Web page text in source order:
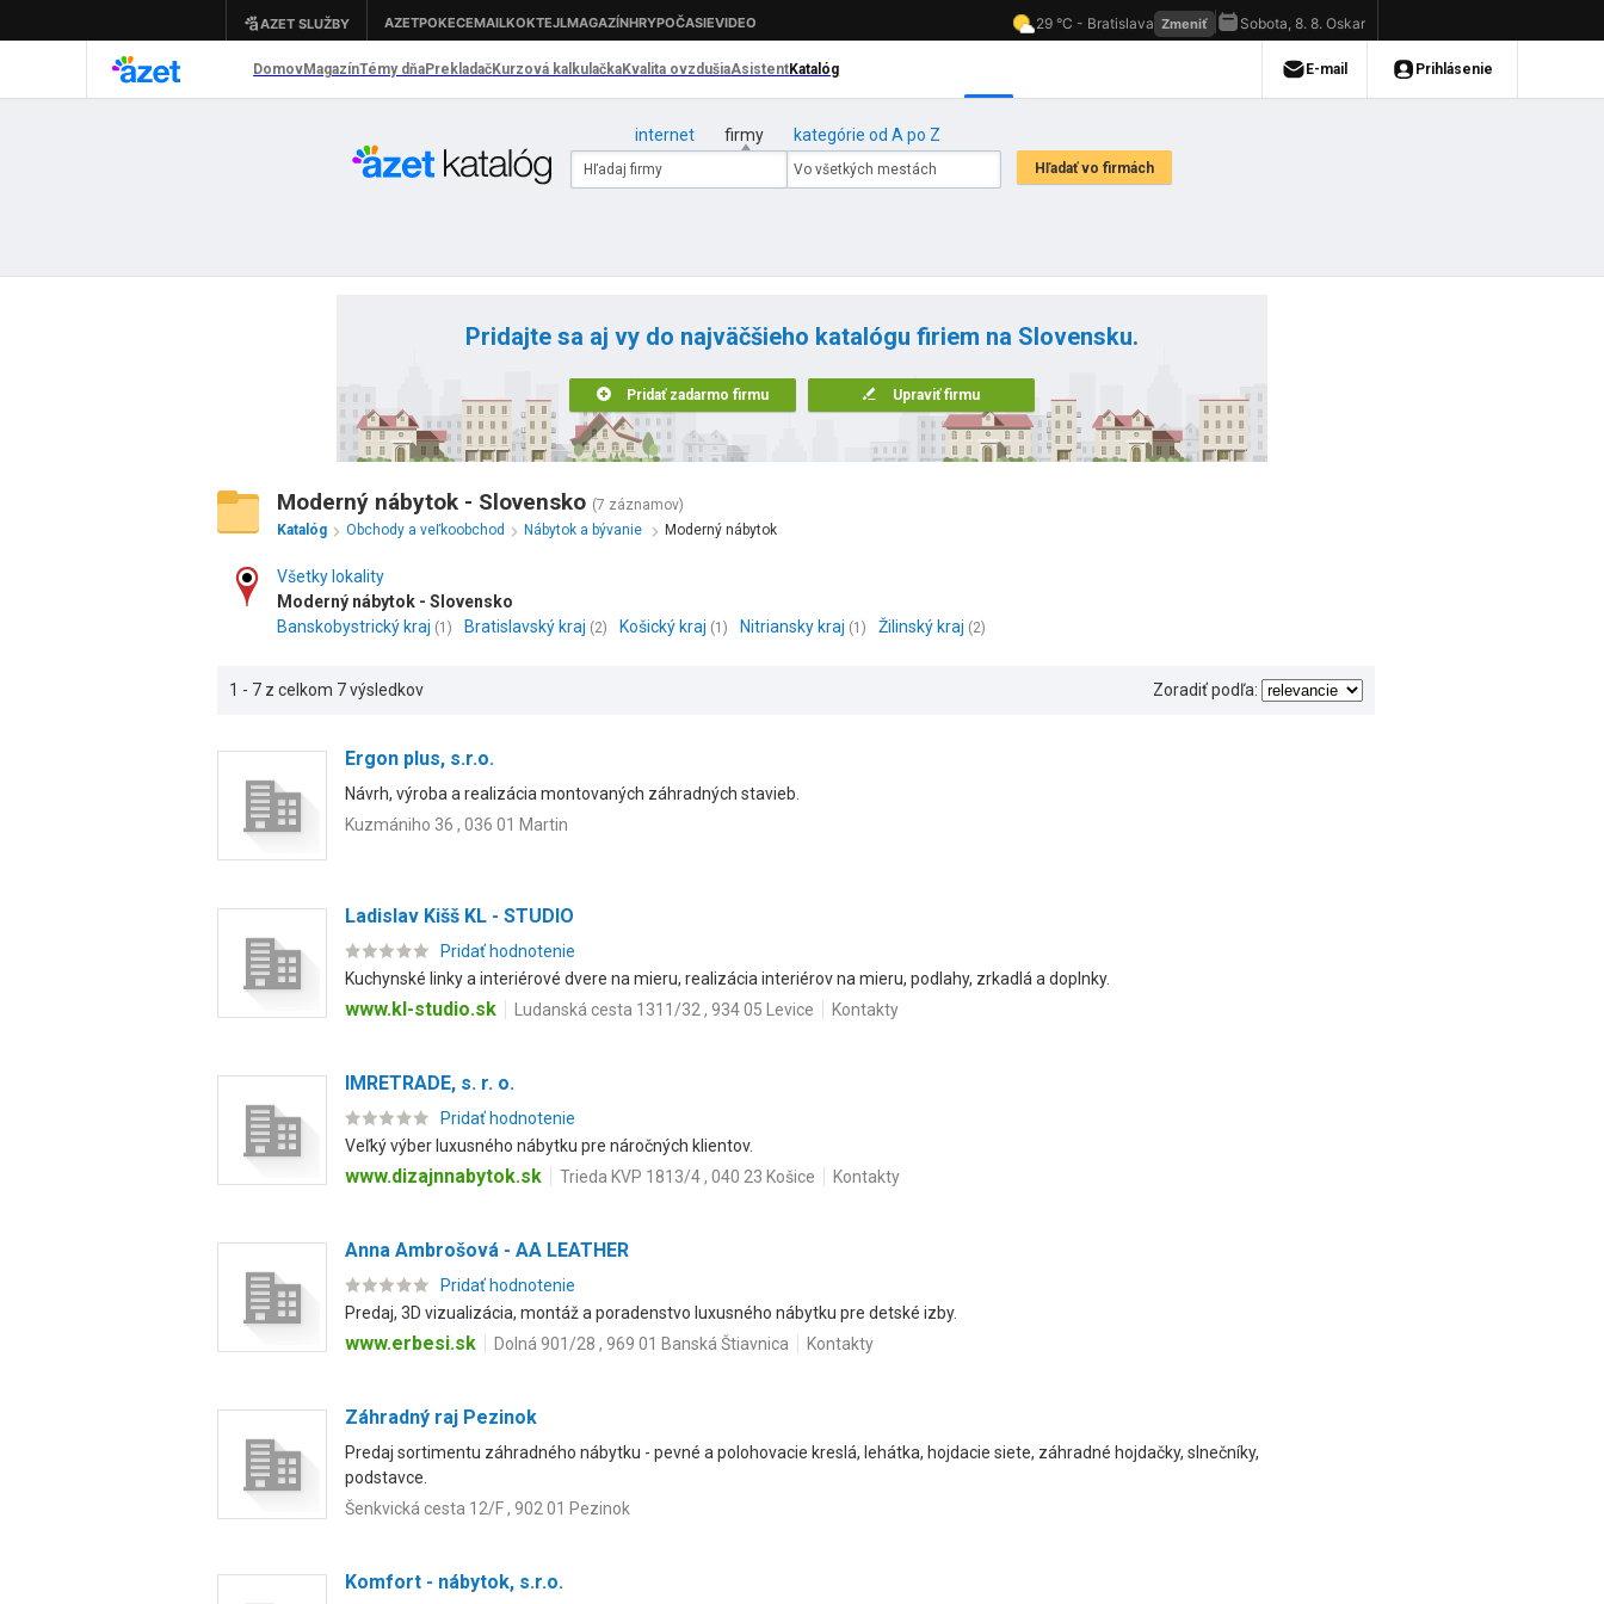
internet firmy kategórie od A po Z
Pridajte sa aj vy do najväčšieho katalógu firiem na Slovensku.
Pridať zadarmo firmu Upraviť firmu
Moderný nábytok - Slovensko (7 záznamov)
Katalóg
Obchody a veľkoobchod Nábytok a bývanie Moderný nábytok
Všetky lokality
Moderný nábytok - Slovensko
Banskobystrický kraj (1) Bratislavský kraj (2) Košický kraj (1) Nitriansky kraj (1) Žilinský kraj (2)
1 - 7 z celkom 7 výsledkov Zoradiť podľa:
Ergon plus, s.r.o.
Návrh, výroba a realizácia montovaných záhradných stavieb.
Kuzmániho 36 , 036 01 Martin
Ladislav Kišš KL - STUDIO
Pridať hodnotenie
Kuchynské linky a interiérové dvere na mieru, realizácia interiérov na mieru, podlahy, zrkadlá a doplnky.
www.kl-studio.sk Ludanská cesta 1311/32 , 934 05 Levice Kontakty
IMRETRADE, s. r. o.
Pridať hodnotenie
Veľký výber luxusného nábytku pre náročných klientov.
www.dizajnnabytok.sk Trieda KVP 1813/4 , 040 23 Košice Kontakty
Anna Ambrošová - AA LEATHER
Pridať hodnotenie
Predaj, 3D vizualizácia, montáž a poradenstvo luxusného nábytku pre detské izby.
www.erbesi.sk Dolná 901/28 , 969 01 Banská Štiavnica Kontakty
Záhradný raj Pezinok
Predaj sortimentu záhradného nábytku - pevné a polohovacie kreslá, lehátka, hojdacie siete, záhradné hojdačky, slnečníky,
podstavce.
Šenkvická cesta 12/F , 902 01 Pezinok
Komfort - nábytok, s.r.o.